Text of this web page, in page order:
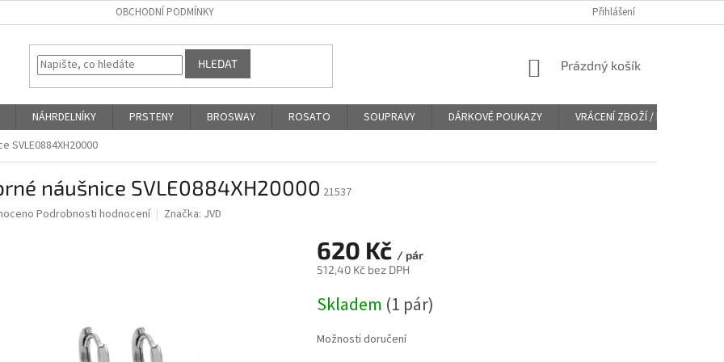
OBCHODNÍ PODMÍNKY Přihlášení
HLEDAT
NÁKUPNÍ
Prázdný košík
NÁHRDELNÍKY PRSTENY BROSWAY ROSATO SOUPRAVY DÁRKOVÉ POUKAZY
VRÁCENÍ ZBOŽÍ / REKLAMACE
SVLE0884XH20000
náušnice SVLE0884XH20000 21537
Podrobnosti hodnocení Značka: JVD
620 Kč / pár
512,40 Kč bez DPH
cena:
Skladem (1 pár)
Možnosti doručení